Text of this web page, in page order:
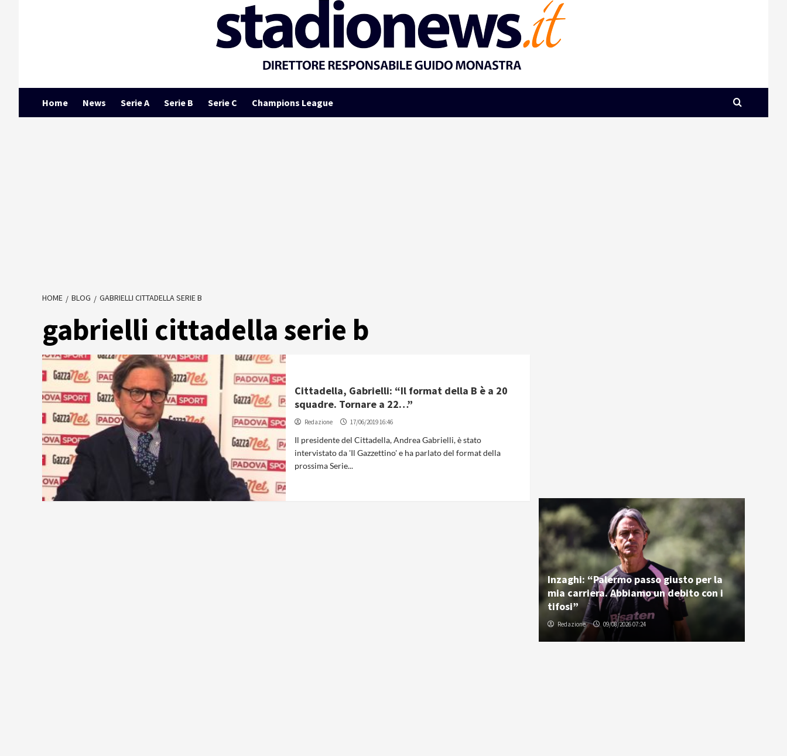
Home News Serie A Serie B Serie C Champions League
HOME BLOG GABRIELLI CITTADELLA SERIE B
gabrielli cittadella serie b
Cittadella, Gabrielli: “Il format della B è a 20
squadre. Tornare a 22…”
Redazione 17/06/2019 16:46
Il presidente del Cittadella, Andrea Gabrielli, è stato
intervistato da 'Il Gazzettino' e ha parlato del format della
prossima Serie...
Inzaghi: “Palermo passo giusto per la
mia carriera. Abbiamo un debito con i
tifosi”
Redazione 09/08/2026 07:24